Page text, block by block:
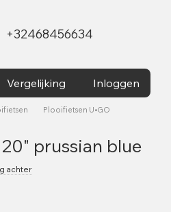
+32468456634
Vergelijking Inloggen
Plooifietsen U•GO
prussian blue
achter